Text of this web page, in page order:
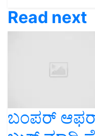
Read next
ಬಂಪರ್